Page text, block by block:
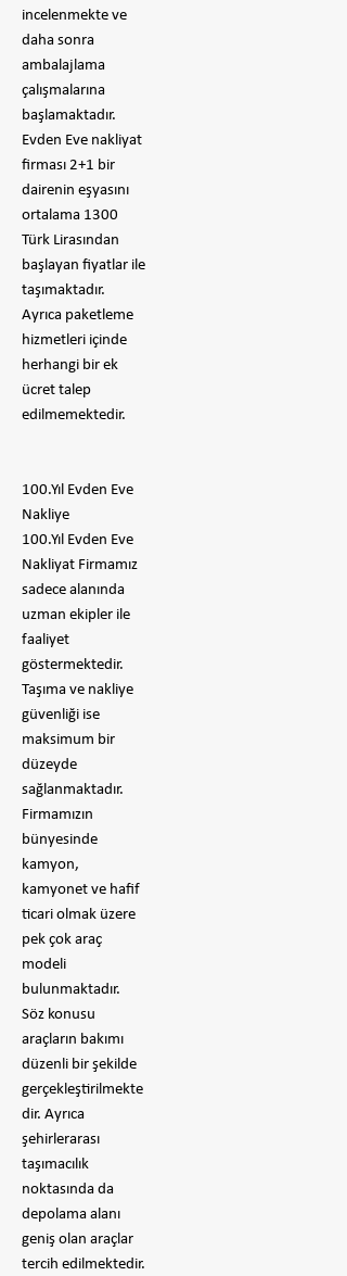
incelenmekte ve
daha sonra
ambalajlama
çalışmalarına
başlamaktadır.
Evden Eve nakliyat
firması 2+1 bir
dairenin eşyasını
ortalama 1300
Türk Lirasından
başlayan fiyatlar ile
taşımaktadır.
Ayrıca paketleme
hizmetleri içinde
herhangi bir ek
ücret talep
edilmemektedir.
100.Yıl Evden Eve
Nakliye
100.Yıl Evden Eve
Nakliyat Firmamız
sadece alanında
uzman ekipler ile
faaliyet
göstermektedir.
Taşıma ve nakliye
güvenliği ise
maksimum bir
düzeyde
sağlanmaktadır.
Firmamızın
bünyesinde
kamyon,
kamyonet ve hafif
ticari olmak üzere
pek çok araç
modeli
bulunmaktadır.
Söz konusu
araçların bakımı
düzenli bir şekilde
gerçekleştirilmekte
dir. Ayrıca
şehirlerarası
taşımacılık
noktasında da
depolama alanı
geniş olan araçlar
tercih edilmektedir.